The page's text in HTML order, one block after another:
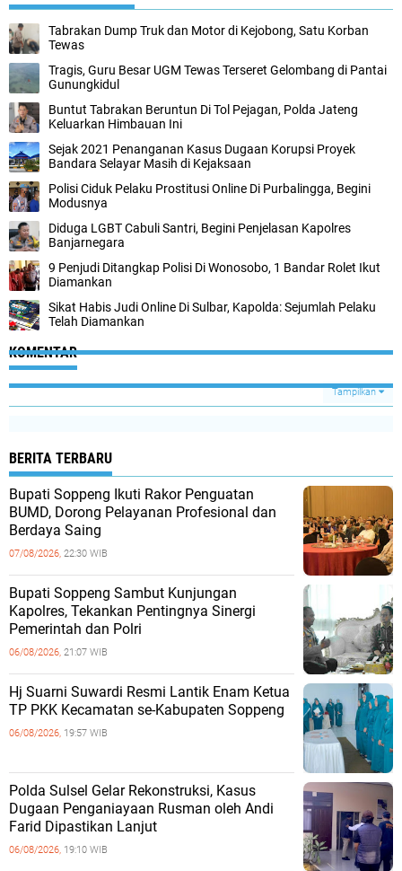
Tabrakan Dump Truk dan Motor di Kejobong, Satu Korban
Tewas
Tragis, Guru Besar UGM Tewas Terseret Gelombang di Pantai
Gunungkidul
Buntut Tabrakan Beruntun Di Tol Pejagan, Polda Jateng
Keluarkan Himbauan Ini
Sejak 2021 Penanganan Kasus Dugaan Korupsi Proyek
Bandara Selayar Masih di Kejaksaan
Polisi Ciduk Pelaku Prostitusi Online Di Purbalingga, Begini
Modusnya
Diduga LGBT Cabuli Santri, Begini Penjelasan Kapolres
Banjarnegara
9 Penjudi Ditangkap Polisi Di Wonosobo, 1 Bandar Rolet Ikut
Diamankan
Sikat Habis Judi Online Di Sulbar, Kapolda: Sejumlah Pelaku
Telah Diamankan
KOMENTAR
Tampilkan
BERITA TERBARU
Bupati Soppeng Ikuti Rakor Penguatan
BUMD, Dorong Pelayanan Profesional dan
Berdaya Saing
07/08/2026, 22:30 WIB
Bupati Soppeng Sambut Kunjungan
Kapolres, Tekankan Pentingnya Sinergi
Pemerintah dan Polri
06/08/2026, 21:07 WIB
Hj Suarni Suwardi Resmi Lantik Enam Ketua
TP PKK Kecamatan se-Kabupaten Soppeng
06/08/2026, 19:57 WIB
Polda Sulsel Gelar Rekonstruksi, Kasus
Dugaan Penganiayaan Rusman oleh Andi
Farid Dipastikan Lanjut
06/08/2026, 19:10 WIB